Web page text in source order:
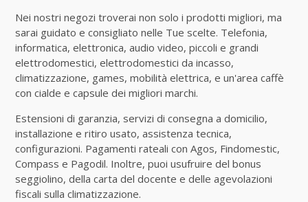
Nei nostri negozi troverai non solo i prodotti migliori, ma
sarai guidato e consigliato nelle Tue scelte. Telefonia,
informatica, elettronica, audio video, piccoli e grandi
elettrodomestici, elettrodomestici da incasso,
climatizzazione, games, mobilità elettrica, e un'area caffè
con cialde e capsule dei migliori marchi.
Estensioni di garanzia, servizi di consegna a domicilio,
installazione e ritiro usato, assistenza tecnica,
configurazioni. Pagamenti rateali con Agos, Findomestic,
Compass e Pagodil. Inoltre, puoi usufruire del bonus
seggiolino, della carta del docente e delle agevolazioni
fiscali sulla climatizzazione.